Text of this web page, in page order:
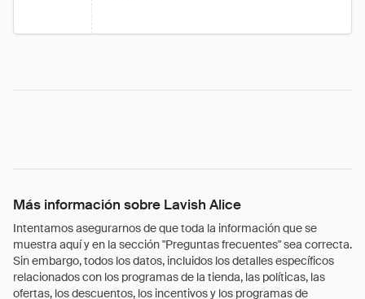
Más información sobre Lavish Alice
Intentamos asegurarnos de que toda la información que se
muestra aquí y en la sección "Preguntas frecuentes" sea correcta.
Sin embargo, todos los datos, incluidos los detalles específicos
relacionados con los programas de la tienda, las políticas, las
ofertas, los descuentos, los incentivos y los programas de